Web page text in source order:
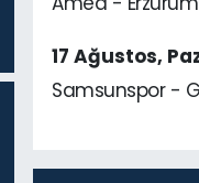
17 Ağustos,
Samsunspor -